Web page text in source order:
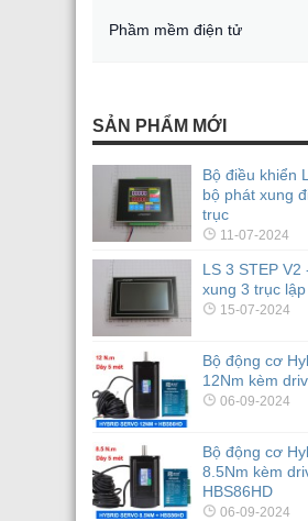
Phầm mềm điện tử
SẢN PHẨM MỚI
Bộ điều khiển
bộ phát xung
trục
11-07-2024
LS 3 STEP V2
xung 3 trục
15-07-2024
Bộ động cơ
12Nm kèm
06-09-2024
Bộ động cơ
8.5Nm kèm
HBS86HD
06-09-2024